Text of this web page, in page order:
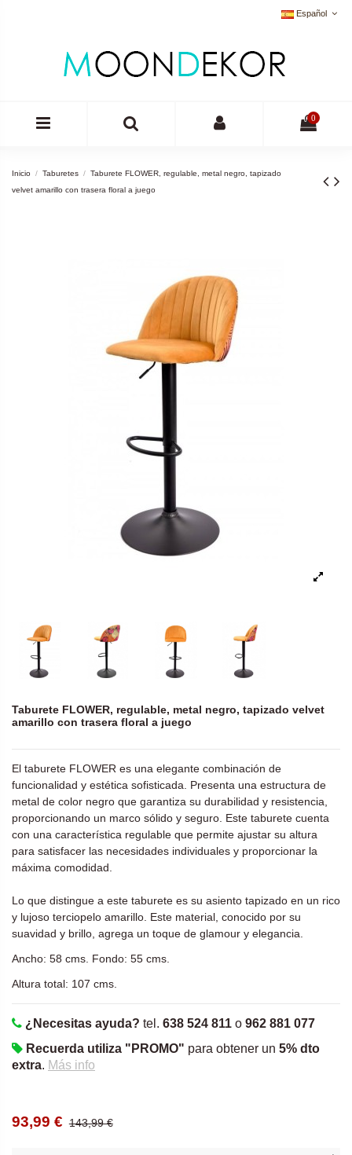
Español
0
Inicio Taburetes
Taburete FLOWER, regulable, metal negro, tapizado
velvet amarillo con trasera floral a juego
Taburete FLOWER, regulable, metal negro, tapizado velvet
amarillo con trasera floral a juego
El taburete FLOWER es una elegante combinación de
funcionalidad y estética sofisticada. Presenta una estructura de
metal de color negro que garantiza su durabilidad y resistencia,
proporcionando un marco sólido y seguro. Este taburete cuenta
con una característica regulable que permite ajustar su altura
para satisfacer las necesidades individuales y proporcionar la
máxima comodidad.
Lo que distingue a este taburete es su asiento tapizado en un rico
y lujoso terciopelo amarillo. Este material, conocido por su
suavidad y brillo, agrega un toque de glamour y elegancia.
Ancho: 58 cms. Fondo: 55 cms.
Altura total: 107 cms.
¿Necesitas ayuda? tel. 638 524 811 o 962 881 077
Recuerda utiliza "PROMO" para obtener un 5% dto
extra. Más info
93,99 € 143,99 €